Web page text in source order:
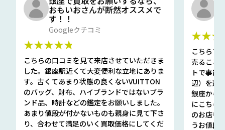
おもいおさんが断然オススメで
す！！
Googleクチコミ
★★★★★
こちらの口コミを見て来店させていただきま
した。銀座駅近くて大変便利な立地にありま
す。古くてあまり状態の良くないVUITTON
のバッグ、財布、ハイブランドではないブラ
ンド品、時計などの鑑定をお願いしました。
あまり値段が付かないものも親身に見て下さ
り、合わせて満足のいく買取価格にしてくだ
こちらで
売ること
トで事前
辺）を選
銀座から
にこちら
のお店も
うお値段